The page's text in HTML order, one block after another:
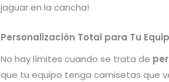
jaguar en la cancha!
Personalización Total para Tu
No hay límites cuando se trata de
que tu equipo tenga camisetas que